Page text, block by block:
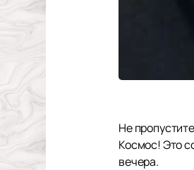
Не
Космос! Это
вечера.